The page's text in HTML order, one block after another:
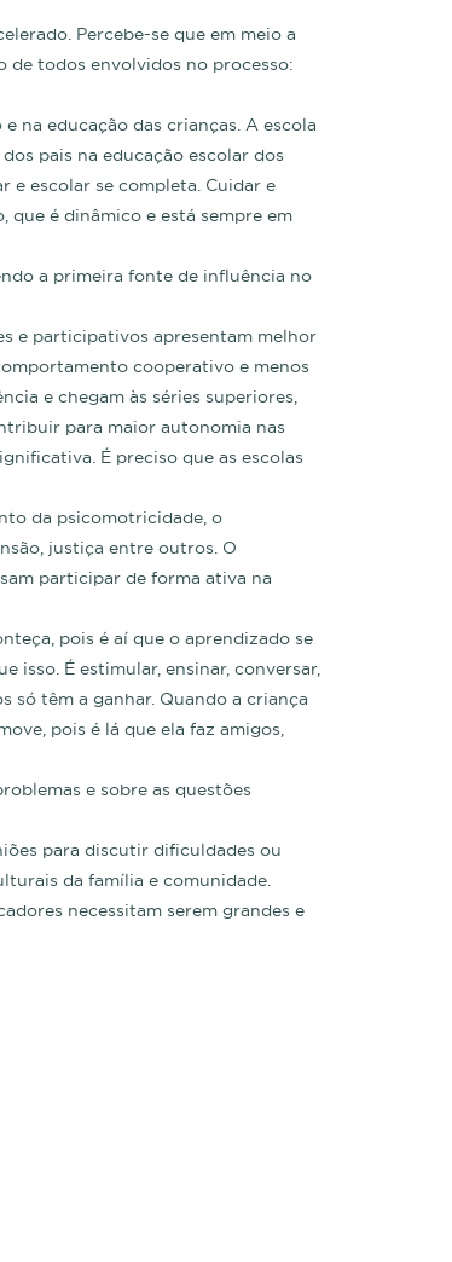
Percebe-se que em meio a
de todos envolvidos no processo:
na educação das crianças. A escola
pais na educação escolar dos
e escolar se completa. Cuidar e
que é dinâmico e está sempre em
a primeira fonte de influência no
e participativos apresentam melhor
cooperativo e menos
e chegam às séries superiores,
para maior autonomia nas
É preciso que as escolas
da psicomotricidade, o
justiça entre outros. O
participar de forma ativa na
pois é aí que o aprendizado se
isso. É estimular, ensinar, conversar,
só têm a ganhar. Quando a criança
pois é lá que ela faz amigos,
e sobre as questões
para discutir dificuldades ou
da família e comunidade.
necessitam serem grandes e